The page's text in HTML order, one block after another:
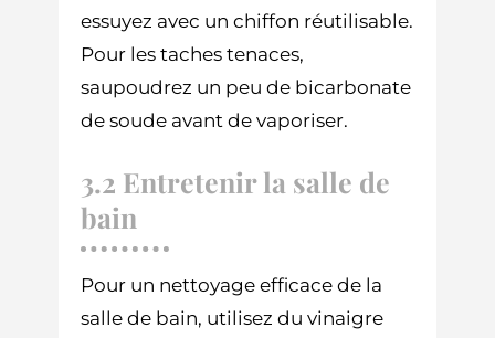
essuyez avec un chiffon réutilisable.
Pour les taches tenaces,
saupoudrez un peu de bicarbonate
de soude avant de vaporiser.
3.2 Entretenir la salle de
bain
Pour un nettoyage efficace de la
salle de bain, utilisez du vinaigre